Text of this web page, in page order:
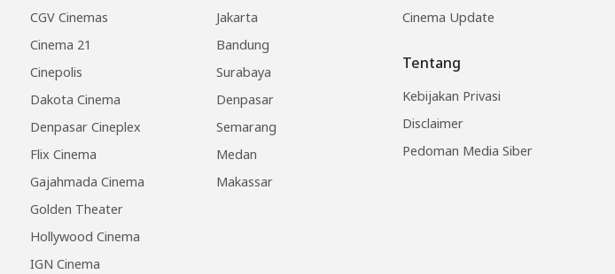
CGV Cinemas
Cinema 21
Cinepolis
Dakota Cinema
Denpasar Cineplex
Flix Cinema
Gajahmada Cinema
Golden Theater
Hollywood Cinema
IGN Cinema
Jakarta
Bandung
Surabaya
Denpasar
Semarang
Medan
Makassar
Cinema Update
Tentang
Kebijakan Privasi
Disclaimer
Pedoman Media Siber